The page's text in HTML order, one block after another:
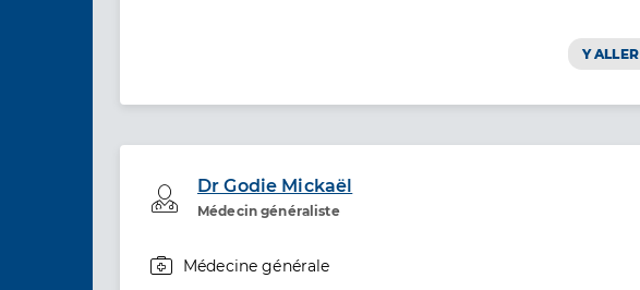
Y ALLER
Dr Godie Mickaël
Médecin généraliste
Professionel de santé
Médecine générale